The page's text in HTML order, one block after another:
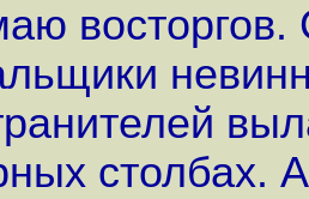
восторгов.
столбах.